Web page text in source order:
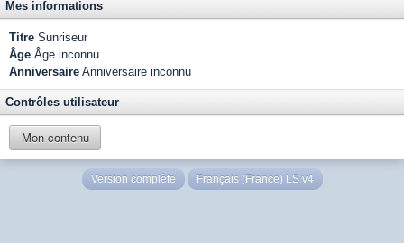
Mes informations
Titre Sunriseur
Âge Âge inconnu
Anniversaire Anniversaire inconnu
Contrôles utilisateur
Mon contenu
Version complète Français (France) LS v4